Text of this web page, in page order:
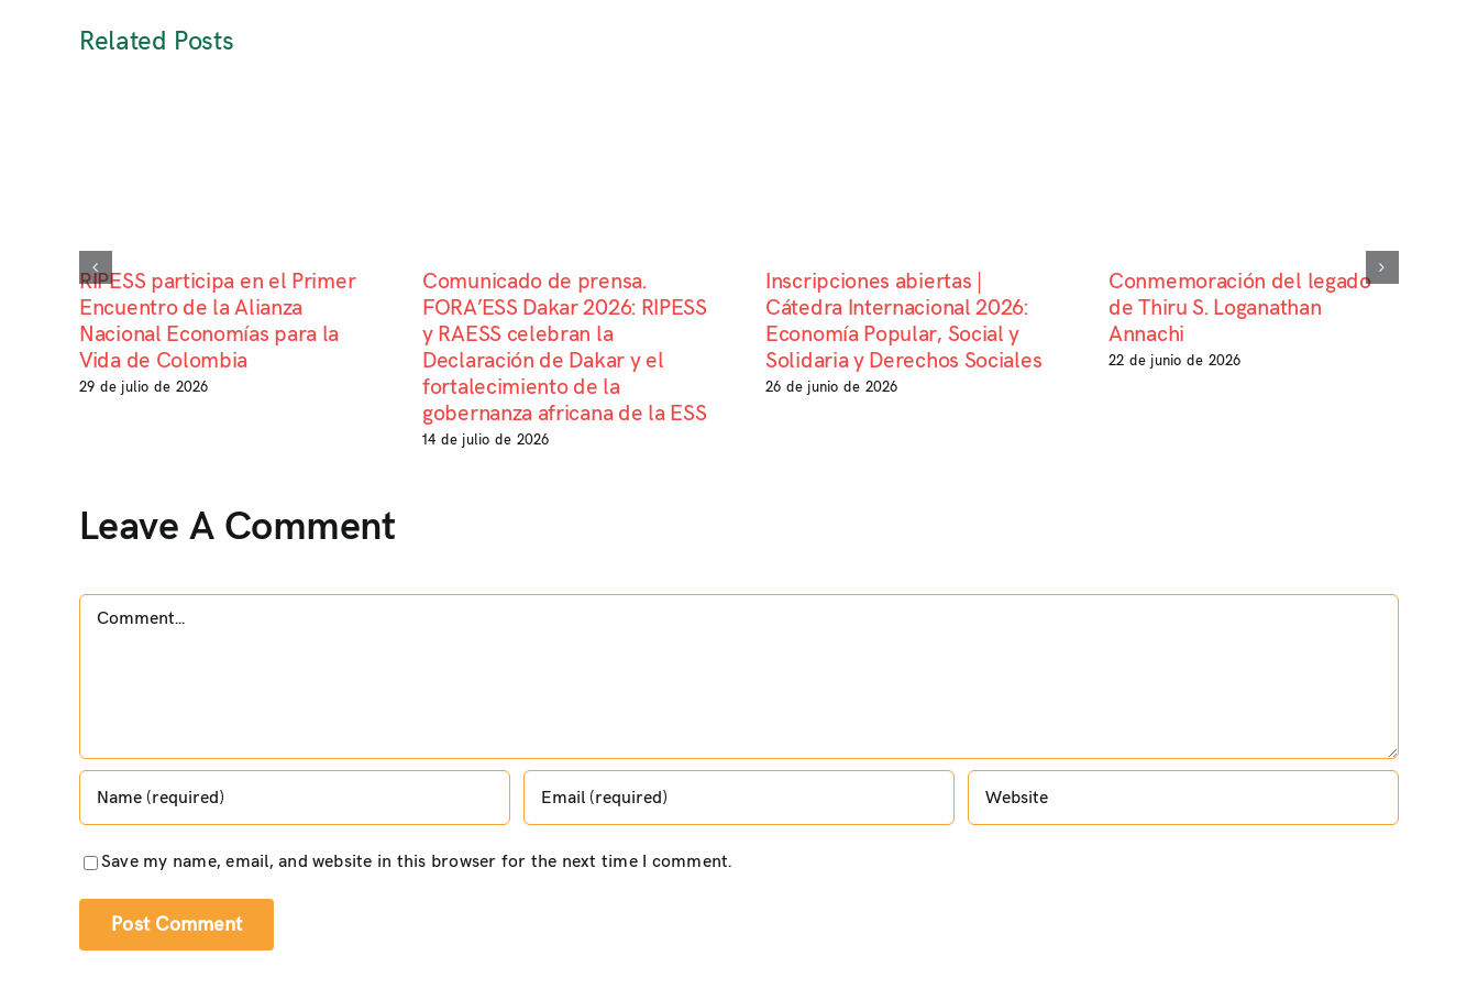
Related Posts
RIPESS participa en el Primer
Encuentro de la Alianza
Nacional Economías para la
Vida de Colombia
29 de julio de 2026
Comunicado de prensa.
FORA’ESS Dakar 2026: RIPESS
y RAESS celebran la
Declaración de Dakar y el
fortalecimiento de la
gobernanza africana de la ESS
14 de julio de 2026
Inscripciones abiertas |
Cátedra Internacional 2026:
Economía Popular, Social y
Solidaria y Derechos Sociales
26 de junio de 2026
Conmemoración del legado
de Thiru S. Loganathan
Annachi
22 de junio de 2026
Leave A Comment
Comment
Save my name, email, and website in this browser for the next time I comment.